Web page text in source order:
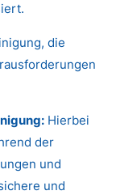
die
Hierbei
der
und
und